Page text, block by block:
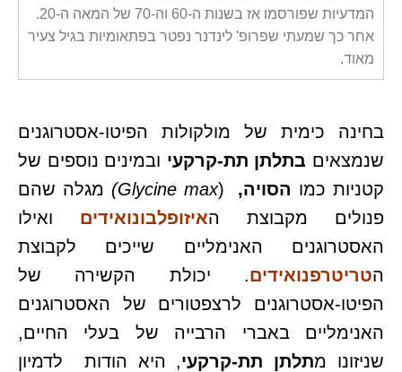
המדעיות שפורסמו אז בשנות ה-60 וה-70 של המאה ה-20.
אחר כך שמעתי שפרופ' לינדנר נפטר בפתאומיות בגיל צעיר
מאוד.
בחינה כימית של מולקולות הפיטו-אסטרוגנים
שנמצאים בתלתן תת-קרקעי ובמינים נוספים של
קטניות כמו הסויה, (
Glycine max)
מגלה שהם
פנולים מקבוצת האיזופלבונואידים ואילו
האסטרוגנים האנימליים שייכים לקבוצת
הטריטרפנואידים. יכולת הקשירה של
הפיטו-אסטרוגנים לרצפטורים של האסטרוגנים
האנימליים באברי הרבייה של בעלי החיים,
שניזונו מתלתן תת-קרקעי, היא הודות לדמיון